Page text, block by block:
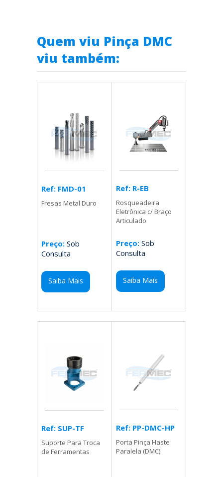
Quem viu Pinça DMC
viu também:
Ref: FMD-01
Fresas Metal Duro
Preço: Sob
Consulta
Saiba Mais
Ref: R-EB
Rosqueadeira
Eletrônica c/ Braço
Articulado
Preço:Sob
Consulta
Saiba Mais
Ref: SUP-TF
Suporte Para Troca
de Ferramentas
Ref: PP-DMC-HP
Porta Pinça Haste
Paralela (DMC)